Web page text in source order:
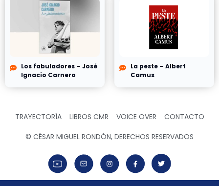
Los fabuladores – José
Ignacio Carnero
La peste – Albert
Camus
TRAYECTORÍA LIBROS CMR VOICE OVER CONTACTO
© CÉSAR MIGUEL RONDÓN, DERECHOS RESERVADOS